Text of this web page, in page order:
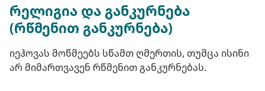
რელიგია და განკურნება
(რწმენით განკურნება)
იეჰოვას მოწმეებს სწამთ ღმერთის, თუმცა ისინი
არ მიმართვავენ რწმენით განკურნებას.